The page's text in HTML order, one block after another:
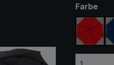
Farbe
rot